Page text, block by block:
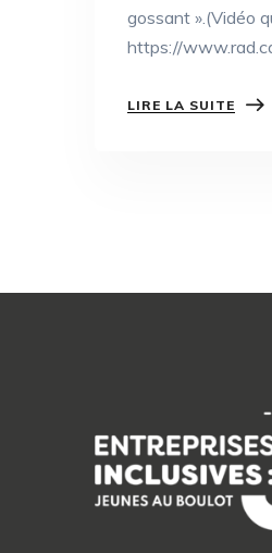
gossant ».(Vidéo
https://
LIRE LA SUITE